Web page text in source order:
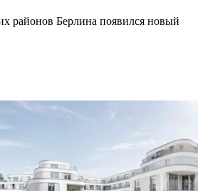
районов Берлина появился новый